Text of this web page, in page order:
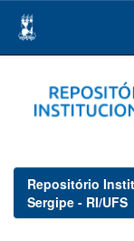
navigation
Repositório
Sergipe - RI/UFS